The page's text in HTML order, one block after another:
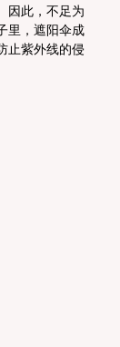
因此，不足为
里，遮阳伞成
止紫外线的侵